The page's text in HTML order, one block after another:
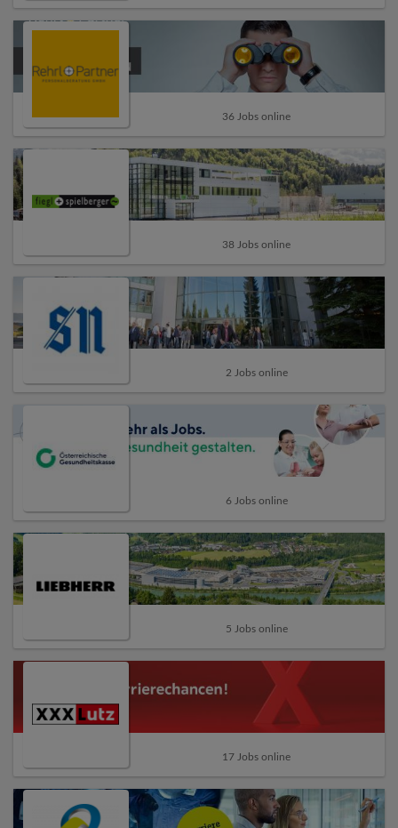
36 Jobs online
38 Jobs online
2 Jobs online
6 Jobs online
5 Jobs online
17 Jobs online